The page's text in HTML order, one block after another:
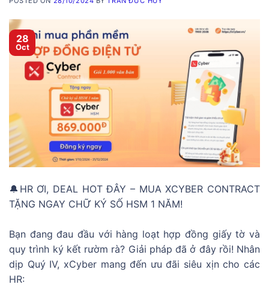
28
Oct
🔔HR ƠI, DEAL HOT ĐÂY – MUA XCYBER CONTRACT
TẶNG NGAY CHỮ KÝ SỐ HSM 1 NĂM!
Bạn đang đau đầu với hàng loạt hợp đồng giấy tờ và
quy trình ký kết rườm rà? Giải pháp đã ở đây rồi! Nhân
dịp Quý IV, xCyber mang đến ưu đãi siêu xịn cho các
HR: